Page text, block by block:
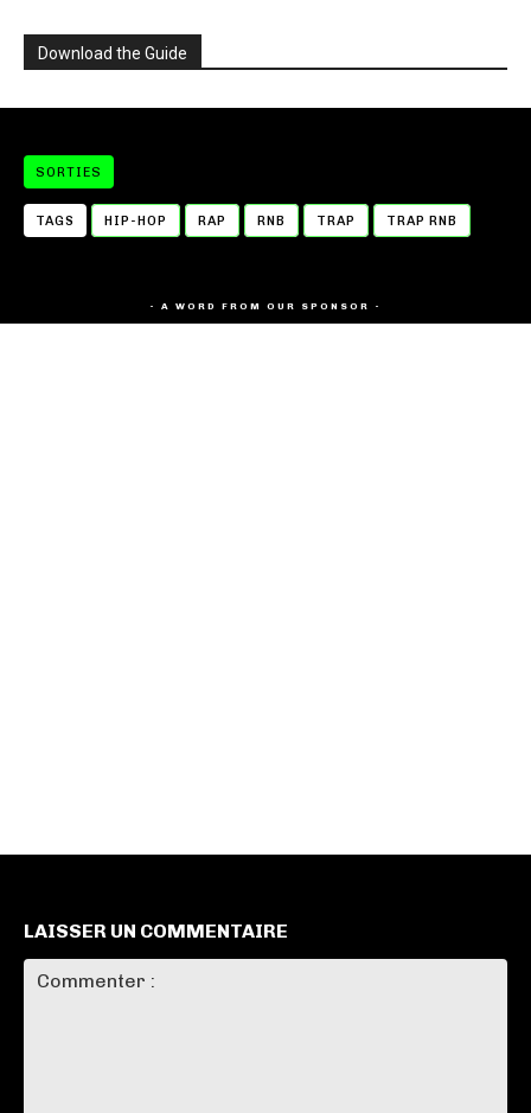
Download the Guide
SORTIES
TAGS HIP-HOP RAP RNB TRAP TRAP RNB
- A WORD FROM OUR SPONSOR -
LAISSER UN COMMENTAIRE